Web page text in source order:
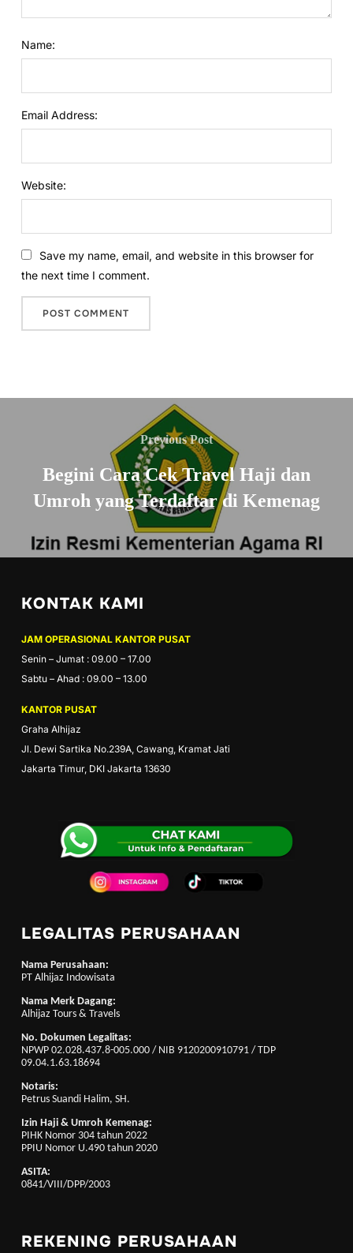
Name:
Email Address:
Website:
Save my name, email, and website in this browser for
the next time I comment.
Previous Post
Begini Cara Cek Travel Haji dan
Umroh yang Terdaftar di Kemenag
KONTAK KAMI
JAM OPERASIONAL KANTOR PUSAT
Senin – Jumat : 09.00 – 17.00
Sabtu – Ahad : 09.00 – 13.00
KANTOR PUSAT
Graha Alhijaz
Jl. Dewi Sartika No.239A, Cawang, Kramat Jati
Jakarta Timur, DKI Jakarta 13630
LEGALITAS PERUSAHAAN
Nama Perusahaan:
PT Alhijaz Indowisata
Nama Merk Dagang:
Alhijaz Tours & Travels
No. Dokumen Legalitas:
NPWP 02.028.437.8-005.000 / NIB 9120200910791 / TDP
09.04.1.63.18694
Notaris:
Petrus Suandi Halim, SH.
Izin Haji & Umroh Kemenag:
PIHK Nomor 304 tahun 2022
PPIU Nomor U.490 tahun 2020
ASITA:
0841/VIII/DPP/2003
REKENING PERUSAHAAN